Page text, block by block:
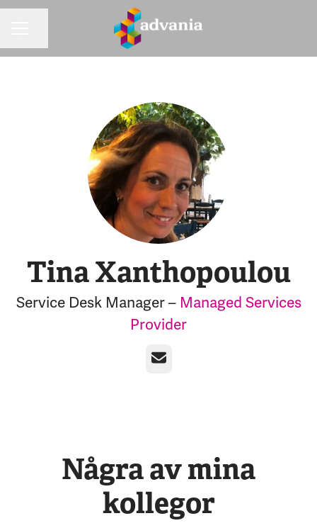
Tina Xanthopoulou
Service Desk Manager – Managed Services
Provider
E-post
Några av mina
kollegor